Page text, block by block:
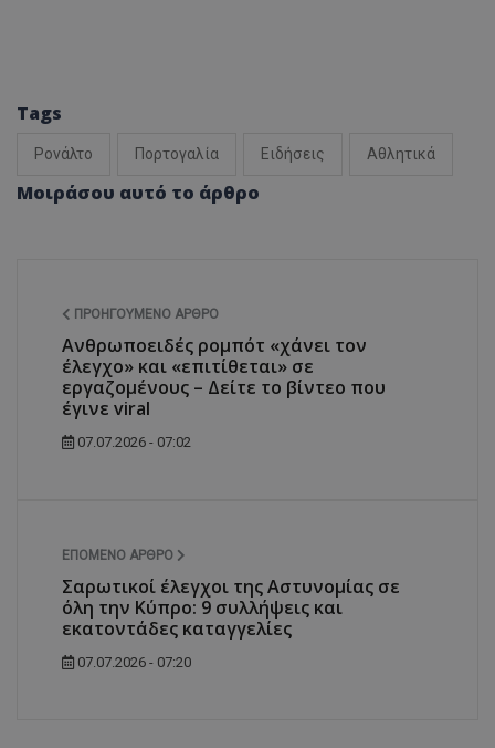
Tags
Ρονάλτο Πορτογαλία Ειδήσεις Αθλητικά
Μοιράσου αυτό το άρθρο
ΠΡΟΗΓΟΎΜΕΝΟ ΆΡΘΡΟ
Ανθρωποειδές ρομπότ «χάνει τον
έλεγχο» και «επιτίθεται» σε
εργαζομένους – Δείτε το βίντεο που
έγινε viral
07.07.2026 - 07:02
ΕΠΌΜΕΝΟ ΆΡΘΡΟ
Σαρωτικοί έλεγχοι της Αστυνομίας σε
όλη την Κύπρο: 9 συλλήψεις και
εκατοντάδες καταγγελίες
07.07.2026 - 07:20